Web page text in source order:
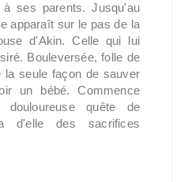
ses parents. Jusqu'au
apparaît sur le pas de la
d'Akin. Celle qui lui
Bouleversée, folle de
la seule façon de sauver
un bébé. Commence
quête de
d'elle des sacrifices